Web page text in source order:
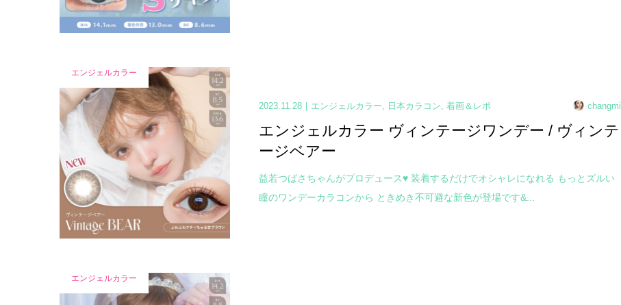
エンジェルカラー
2023.11.28 エンジェルカラー, 日本カラコン,着画＆レポ changmi
エンジェルカラー ヴィンテージワンデー / ヴィンテ
ージベアー
益若つばさちゃんがプロデュース♥ 装着するだけでオシャレになれる もっとズルい
瞳のワンデーカラコンから ときめき不可避な新色が登場です&...
エンジェルカラー